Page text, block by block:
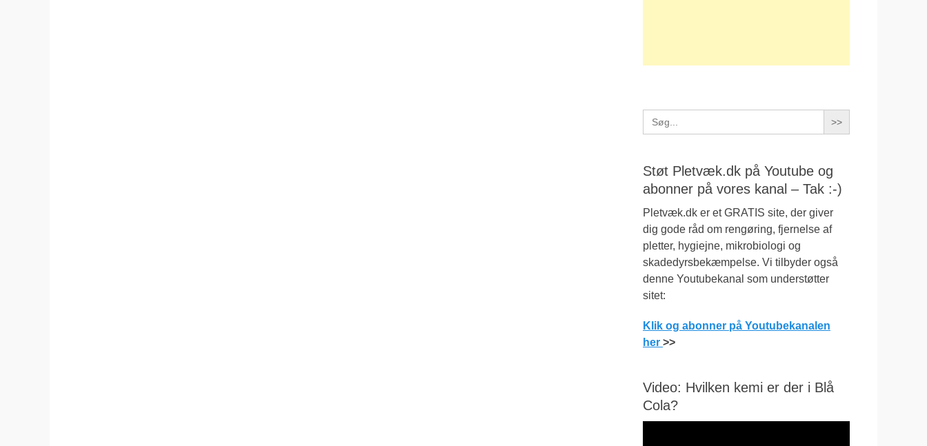
Search
for:
Støt Pletvæk.dk på Youtube og
abonner på vores kanal – Tak :-)
Pletvæk.dk er et GRATIS site, der giver
dig gode råd om rengøring, fjernelse af
pletter, hygiejne, mikrobiologi og
skadedyrsbekæmpelse. Vi tilbyder også
denne Youtubekanal som understøtter
sitet:
Klik og abonner på Youtubekanalen
her >>
Video: Hvilken kemi er der i Blå
Cola?